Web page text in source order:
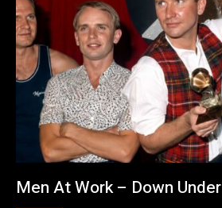
Men At Work – Down Under